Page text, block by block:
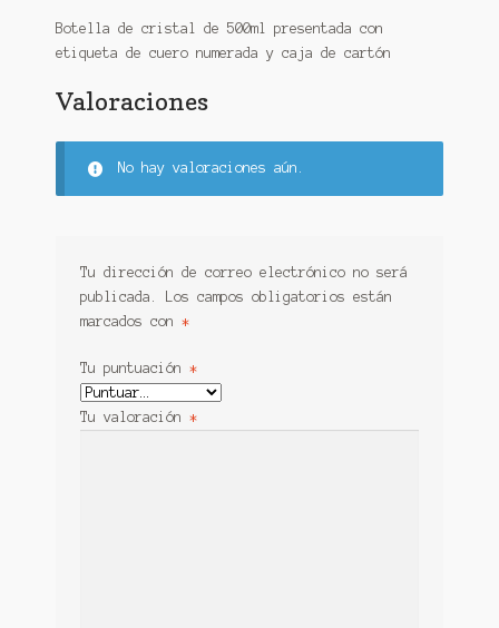
Botella de cristal de 500ml presentada con
etiqueta de cuero numerada y caja de cartón
Valoraciones
No hay valoraciones aún.
Tu dirección de correo electrónico no será
publicada.
Los campos obligatorios están
marcados con *
Tu puntuación *
Tu valoración *